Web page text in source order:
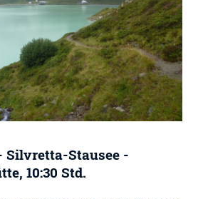
Silvretta-Stausee -
10:30 Std.